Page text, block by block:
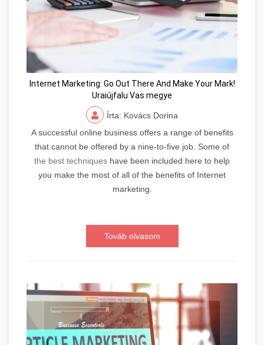
Internet Marketing: Go Out There And Make Your Mark!
Uraiújfalu Vas megye
Írta: Kovács Dorina
A successful online business offers a range of benefits
that cannot be offered by a nine-to-five job. Some of
the best techniques have been included here to help
you make the most of all of the benefits of Internet
marketing.
Továb olvasom